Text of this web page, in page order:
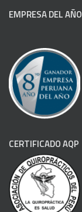
EMPRESA DEL AÑO
CERTIFICADO AQP